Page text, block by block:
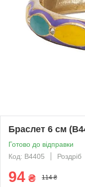
Браслет 6 см
Готово до відправки
Код: B4405
Роздріб
94 ₴ 114 ₴